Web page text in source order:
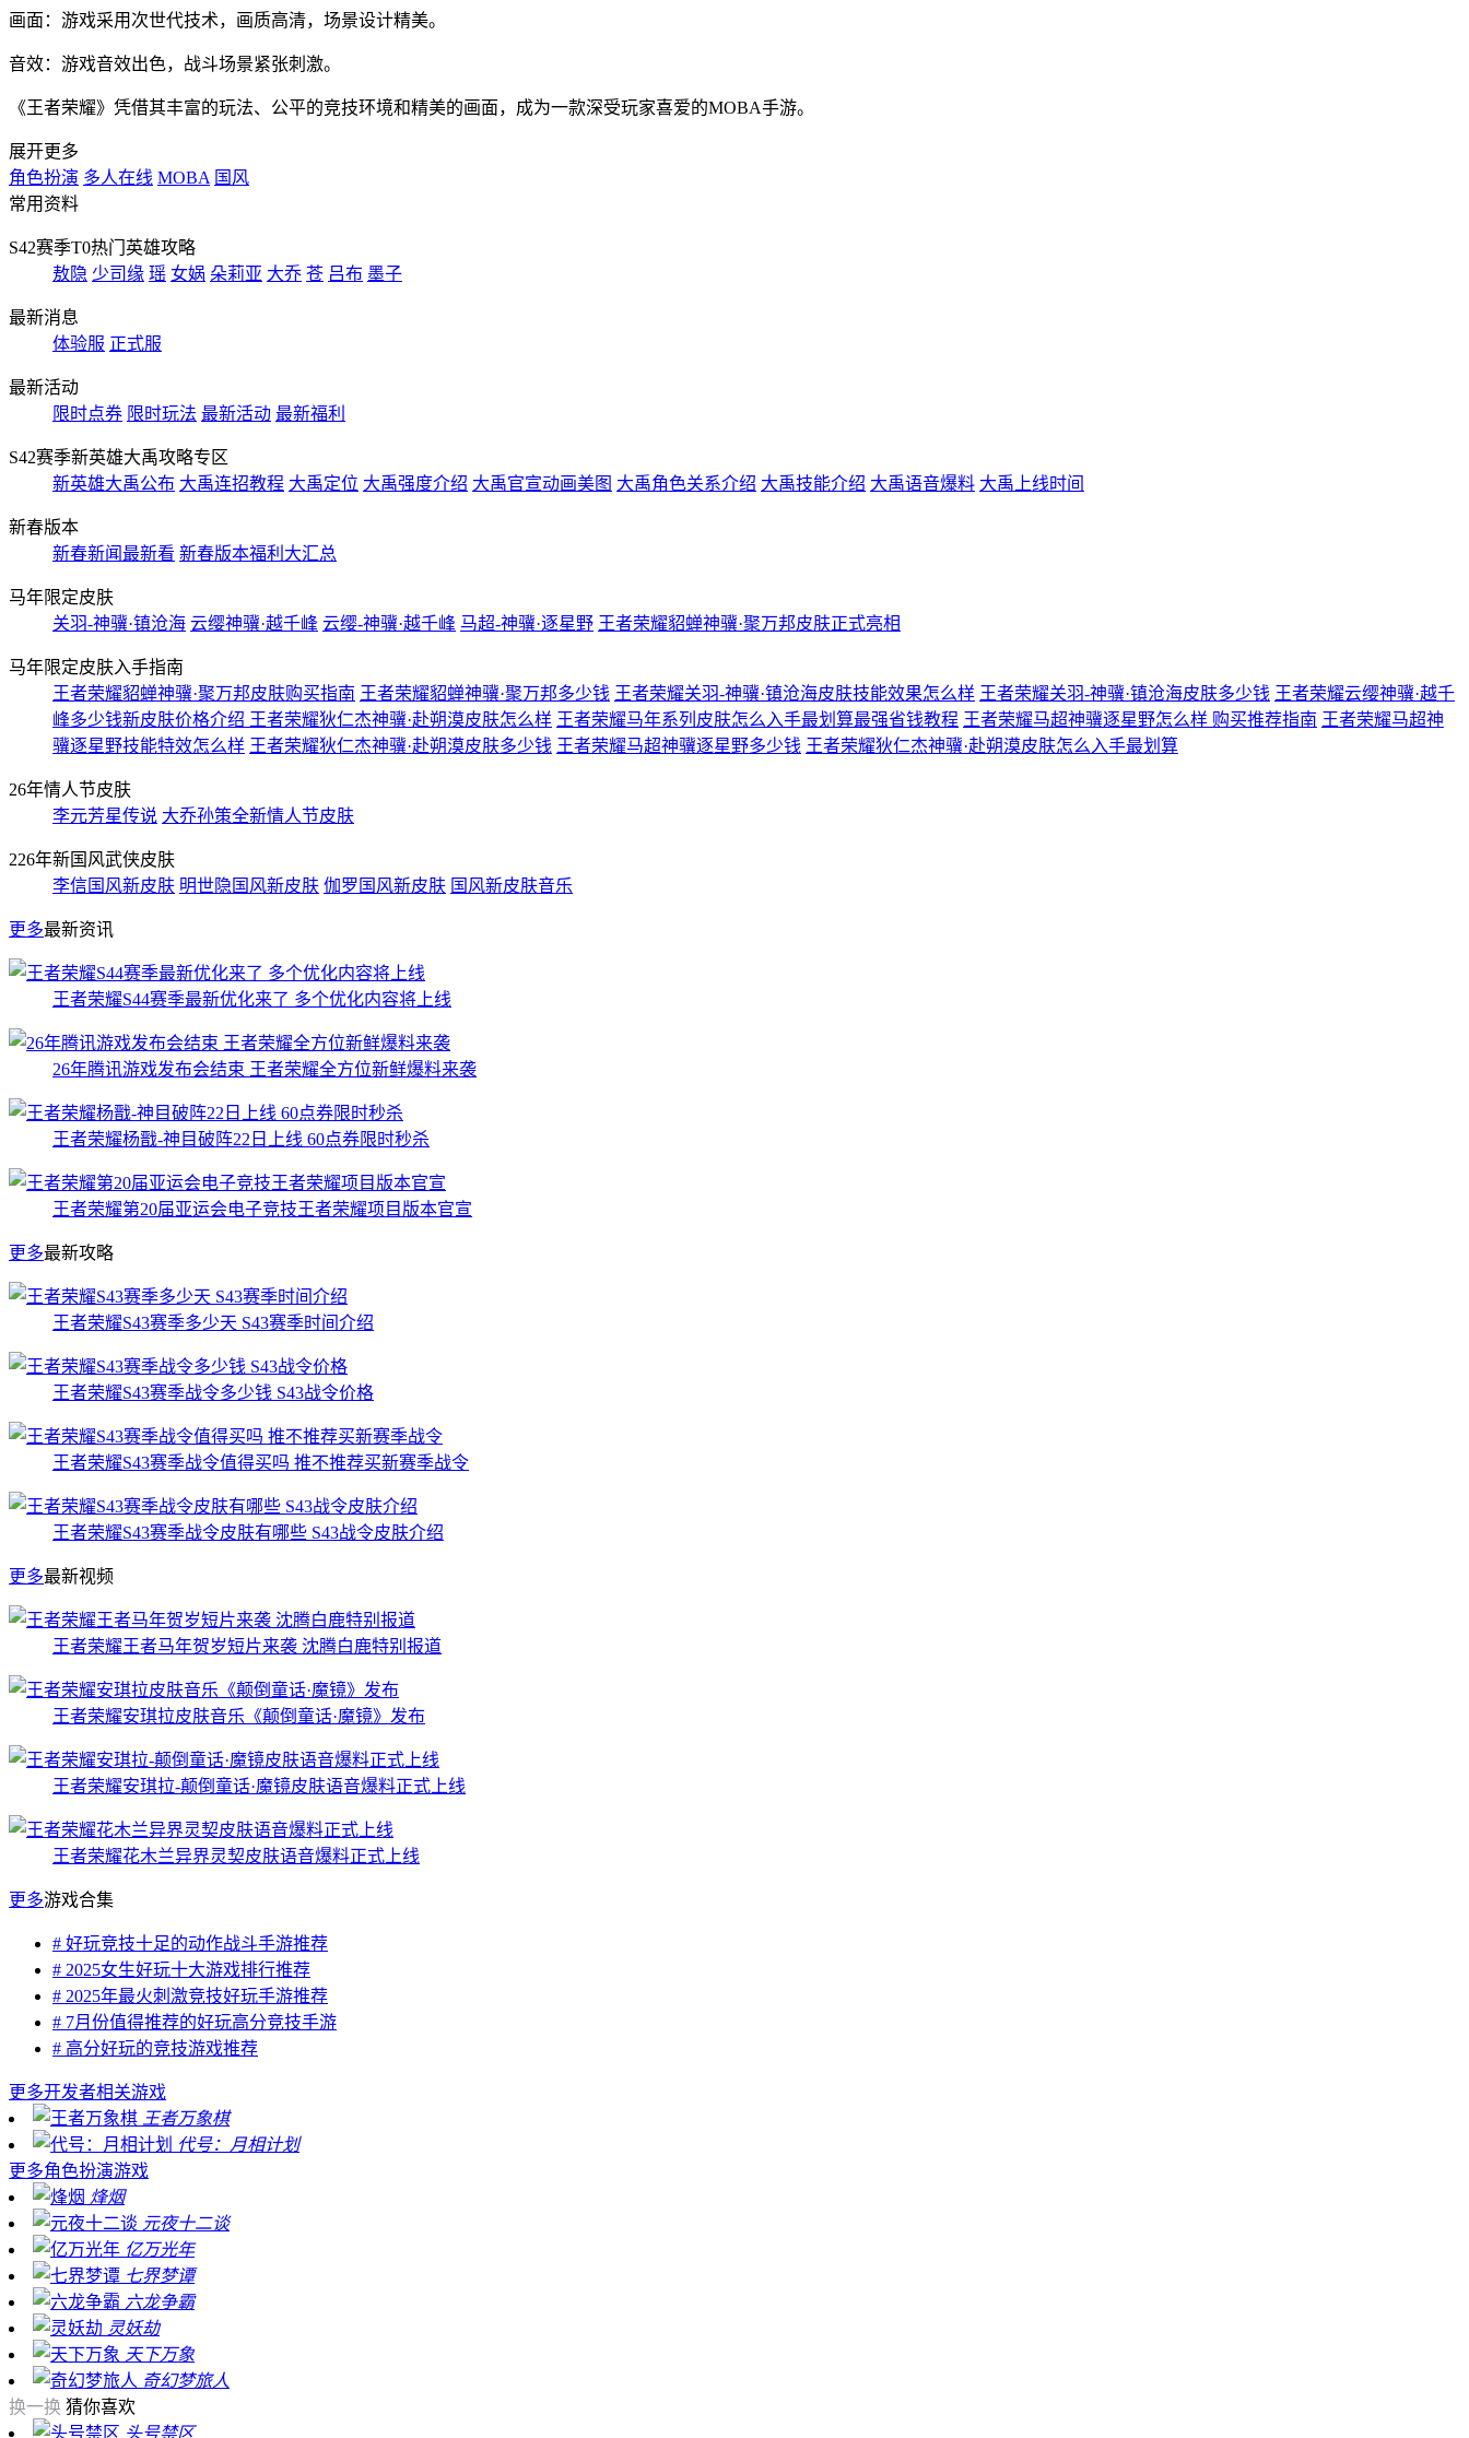
画面：游戏采用次世代技术，画质高清，场景设计精美。
音效：游戏音效出色，战斗场景紧张刺激。
《王者荣耀》凭借其丰富的玩法、公平的竞技环境和精美的画面，成为一款深受玩家喜爱的MOBA手游。
展开更多
角色扮演 多人在线 MOBA 国风
常用资料
S42赛季T0热门英雄攻略
敖隐 少司缘 瑶 女娲 朵莉亚 大乔 苍 吕布 墨子
最新消息
体验服 正式服
最新活动
限时点券 限时玩法 最新活动 最新福利
S42赛季新英雄大禹攻略专区
新英雄大禹公布 大禹连招教程 大禹定位 大禹强度介绍 大禹官宣动画美图 大禹角色关系介绍 大禹技能介绍 大禹语音爆料 大禹上线时间
新春版本
新春新闻最新看 新春版本福利大汇总
马年限定皮肤
关羽-神骥·镇沧海 云缨神骥·越千峰 云缨-神骥·越千峰 马超-神骥·逐星野 王者荣耀貂蝉神骥·聚万邦皮肤正式亮相
马年限定皮肤入手指南
王者荣耀貂蝉神骥·聚万邦皮肤购买指南 王者荣耀貂蝉神骥·聚万邦多少钱 王者荣耀关羽-神骥·镇沧海皮肤技能效果怎么样 王者荣耀关羽-神骥·镇沧海皮肤多少钱 王者荣耀云缨神骥·越千
峰多少钱新皮肤价格介绍 王者荣耀狄仁杰神骥·赴朔漠皮肤怎么样 王者荣耀马年系列皮肤怎么入手最划算最强省钱教程 王者荣耀马超神骥逐星野怎么样 购买推荐指南 王者荣耀马超神
骥逐星野技能特效怎么样 王者荣耀狄仁杰神骥·赴朔漠皮肤多少钱 王者荣耀马超神骥逐星野多少钱 王者荣耀狄仁杰神骥·赴朔漠皮肤怎么入手最划算
26年情人节皮肤
李元芳星传说 大乔孙策全新情人节皮肤
226年新国风武侠皮肤
李信国风新皮肤 明世隐国风新皮肤 伽罗国风新皮肤 国风新皮肤音乐
更多最新资讯
王者荣耀S44赛季最新优化来了 多个优化内容将上线
26年腾讯游戏发布会结束 王者荣耀全方位新鲜爆料来袭
王者荣耀杨戬-神目破阵22日上线 60点券限时秒杀
王者荣耀第20届亚运会电子竞技王者荣耀项目版本官宣
更多最新攻略
王者荣耀S43赛季多少天 S43赛季时间介绍
王者荣耀S43赛季战令多少钱 S43战令价格
王者荣耀S43赛季战令值得买吗 推不推荐买新赛季战令
王者荣耀S43赛季战令皮肤有哪些 S43战令皮肤介绍
更多最新视频
王者荣耀王者马年贺岁短片来袭 沈腾白鹿特别报道
王者荣耀安琪拉皮肤音乐《颠倒童话·魔镜》发布
王者荣耀安琪拉-颠倒童话·魔镜皮肤语音爆料正式上线
王者荣耀花木兰异界灵契皮肤语音爆料正式上线
更多游戏合集
# 好玩竞技十足的动作战斗手游推荐
# 2025女生好玩十大游戏排行推荐
# 2025年最火刺激竞技好玩手游推荐
# 7月份值得推荐的好玩高分竞技手游
# 高分好玩的竞技游戏推荐
更多开发者相关游戏
王者万象棋
代号：月相计划
更多角色扮演游戏
烽烟
元夜十二谈
亿万光年
七界梦谭
六龙争霸
灵妖劫
天下万象
奇幻梦旅人
换一换 猜你喜欢
头号禁区